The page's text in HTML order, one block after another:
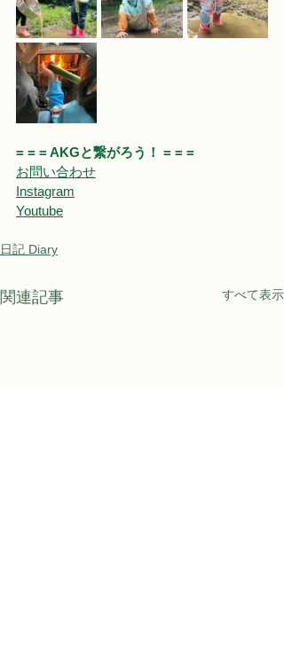
= = = AKGと繋がろう！ = = =
お問い合わせ
Instagram
Youtube
日記 Diary
関連記事 すべて表示